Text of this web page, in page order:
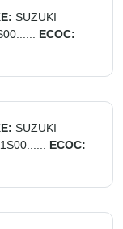
SUZUKI
ECOC:
SUZUKI
ECOC: